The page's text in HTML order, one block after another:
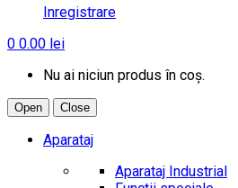
Inregistrare
0 0.00 lei
Nu ai niciun produs în coș.
Open Close
Aparataj
Aparataj Industrial